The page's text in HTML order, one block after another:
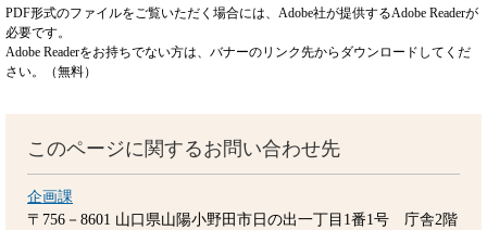
PDF形式のファイルをご覧いただく場合には、Adobe社が提供するAdobe Readerが
必要です。
Adobe Readerをお持ちでない方は、バナーのリンク先からダウンロードしてくだ
さい。（無料）
このページに関するお問い合わせ先
企画課
〒756－8601 山口県山陽小野田市日の出一丁目1番1号 庁舎2階